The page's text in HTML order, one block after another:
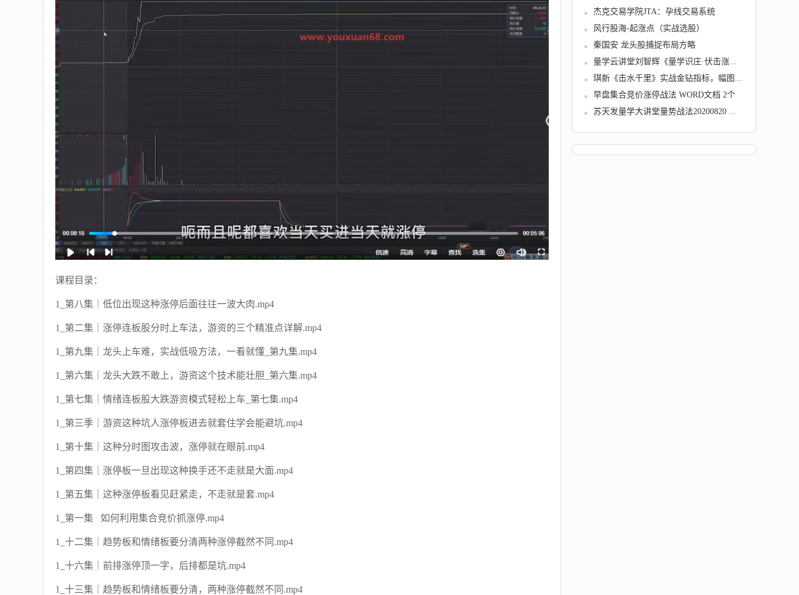
课程目录：
1_第八集｜低位出现这种涨停后面往往一波大肉.mp4
1_第二集｜涨停连板股分时上车法，游资的三个精准点详解.mp4
1_第九集｜龙头上车难，实战低吸方法，一看就懂_第九集.mp4
1_第六集｜龙头大跌不敢上，游资这个技术能壮胆_第六集.mp4
1_第七集｜情绪连板股大跌游资模式轻松上车_第七集.mp4
1_第三季｜游资这种坑人涨停板进去就套住学会能避坑.mp4
1_第十集｜这种分时图攻击波，涨停就在眼前.mp4
1_第四集｜涨停板一旦出现这种换手还不走就是大面.mp4
1_第五集｜这种涨停板看见赶紧走，不走就是套.mp4
1_第一集 如何利用集合竞价抓涨停.mp4
1_十二集｜趋势板和情绪板要分清两种涨停截然不同.mp4
1_十六集｜前排涨停顶一字，后排都是坑.mp4
1_十三集｜趋势板和情绪板要分清，两种涨停截然不同.mp4
杰克交易学院JTA：孕线交易系统
风行股海-起涨点（实战选股）
秦国安 龙头股捕捉布局方略
量学云讲堂刘智辉《量学识庄·伏击涨停》43期...
琪新《击水千里》实战金钻指标，幅图、选股、...
早盘集合竞价涨停战法 WORD文档 2个
苏天发量学大讲堂量势战法20200820 下跌途中抓...